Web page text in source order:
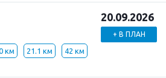
км 21.1 км 42 км
20.09.2026
+ В ПЛАН